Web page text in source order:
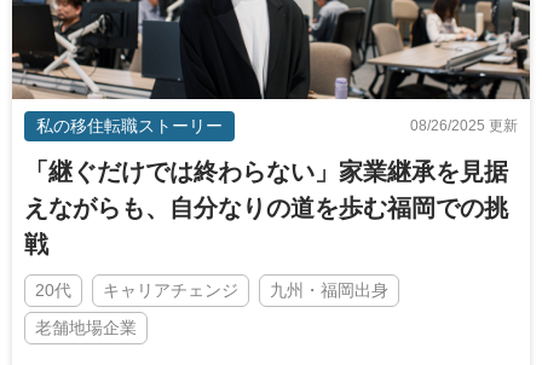
私の移住転職ストーリー 08/26/2025 更新
「継ぐだけでは終わらない」家業継承を見据
えながらも、自分なりの道を歩む福岡での挑
戦
20代 キャリアチェンジ
九州・福岡出身
老舗地場企業